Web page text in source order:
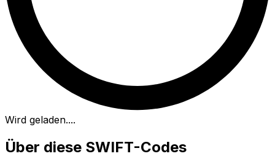
Wird geladen....
Über diese SWIFT-Codes